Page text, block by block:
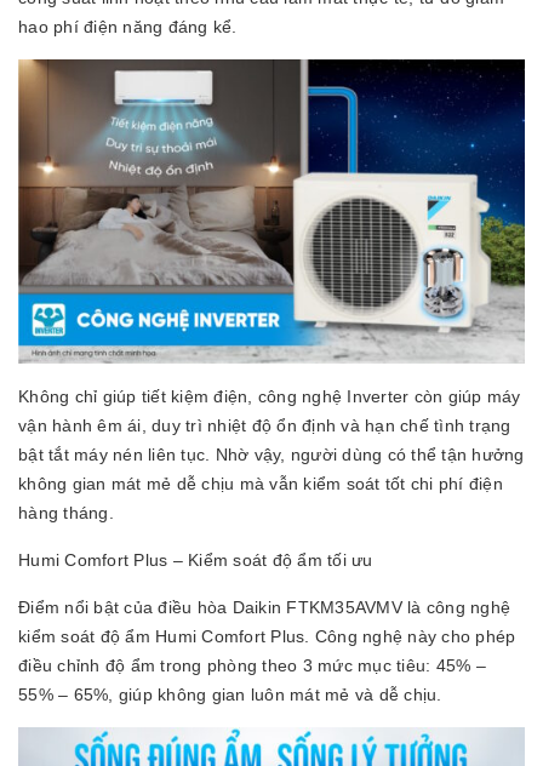
hao phí điện năng đáng kể.
Không chỉ giúp tiết kiệm điện, công nghệ Inverter còn giúp máy
vận hành êm ái, duy trì nhiệt độ ổn định và hạn chế tình trạng
bật tắt máy nén liên tục. Nhờ vậy, người dùng có thể tận hưởng
không gian mát mẻ dễ chịu mà vẫn kiểm soát tốt chi phí điện
hàng tháng.
Humi Comfort Plus – Kiểm soát độ ẩm tối ưu
Điểm nổi bật của điều hòa Daikin FTKM35AVMV là công nghệ
kiểm soát độ ẩm Humi Comfort Plus. Công nghệ này cho phép
điều chỉnh độ ẩm trong phòng theo 3 mức mục tiêu: 45% –
55% – 65%, giúp không gian luôn mát mẻ và dễ chịu.